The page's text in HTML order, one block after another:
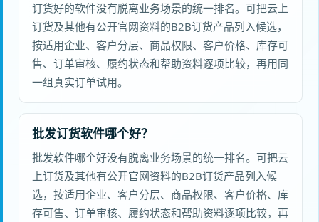
订货好的软件没有脱离业务场景的统一排名。可把云上
订货及其他有公开官网资料的B2B订货产品列入候选，
按适用企业、客户分层、商品权限、客户价格、库存可
售、订单审核、履约状态和帮助资料逐项比较，再用同
一组真实订单试用。
批发订货软件哪个好？
批发软件哪个好没有脱离业务场景的统一排名。可把云
上订货及其他有公开官网资料的B2B订货产品列入候
选，按适用企业、客户分层、商品权限、客户价格、库
存可售、订单审核、履约状态和帮助资料逐项比较，再